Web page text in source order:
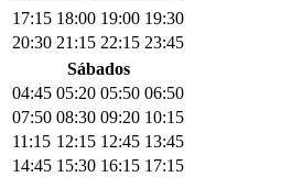
17:15 18:00 19:00 19:30
20:30 21:15 22:15 23:45
Sábados
04:45 05:20 05:50 06:50
07:50 08:30 09:20 10:15
11:15 12:15 12:45 13:45
14:45 15:30 16:15 17:15